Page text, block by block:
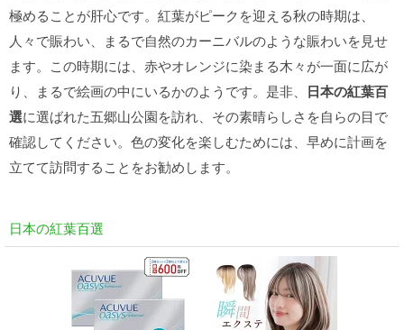
極めることが肝心です。紅葉がピークを迎える秋の時期は、
人々で賑わい、まるで自然のカーニバルのような賑わいを見せ
ます。この時期には、赤やオレンジに染まる木々が一面に広が
り、まるで絵画の中にいるかのようです。是非、 日本の紅葉百
選に選ばれた五郷山公園を訪れ、その素晴らしさを自らの目で
確認してください。色の変化を楽しむためには、早めに計画を
立てて訪問することをお勧めします。
日本の紅葉百選